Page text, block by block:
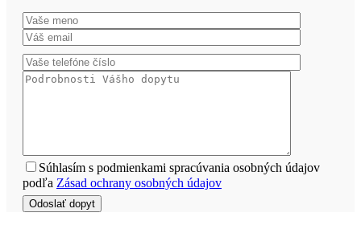
Súhlasím s podmienkami spracúvania osobných údajov
podľa Zásad ochrany osobných údajov